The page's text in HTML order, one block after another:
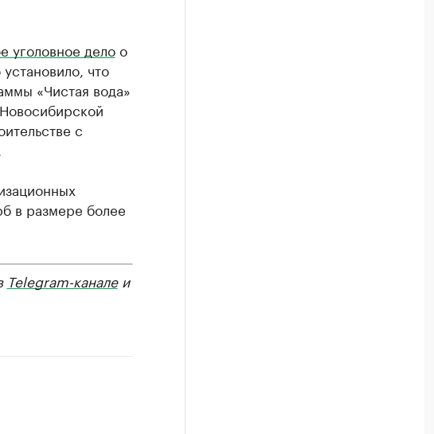
уголовное делоо
что
«Чистая вода»
с
в размере более
Telegram-каналеи